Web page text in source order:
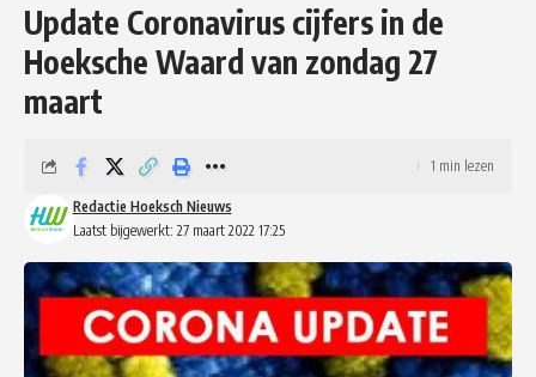
Update Coronavirus cijfers in de
Hoeksche Waard van zondag 27
maart
Laatst bijgewerkt: 27 maart 2022 17:25
Redactie Hoeksch Nieuws
1 min lezen